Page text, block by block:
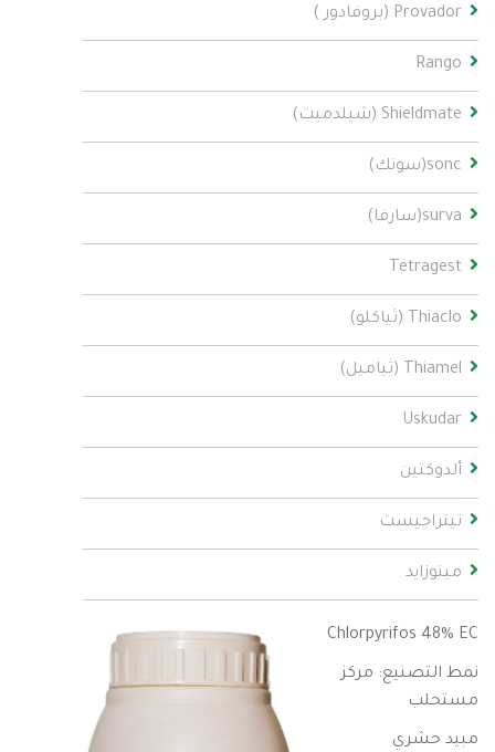
Provador (بروفادور )
Rango
Shieldmate (شيلدميت)
sonc(سونك)
surva(سارفا)
Tetragest
Thiaclo (ثياكلو)
Thiamel (ثياميل)
Uskudar
ألدوكتين
تيتراجيست
مينوزايد
Chlorpyrifos 48% EC
نمط التصنيع: مركز
مستحلب
مبيد حشري